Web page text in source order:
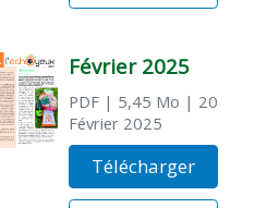
Février 2025
PDF| 5,45 Mo | 20
Février 2025
Télécharger